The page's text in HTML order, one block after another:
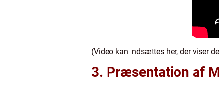
(Video kan indsættes her, der viser
3. Præsentation af